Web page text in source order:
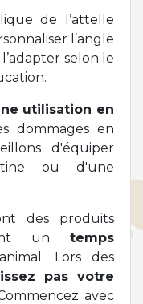
de l’attelle
l’angle
selon le
utilisation en
dommages en
d'équiper
ou d'une
des produits
un temps
Lors des
pas votre
avec